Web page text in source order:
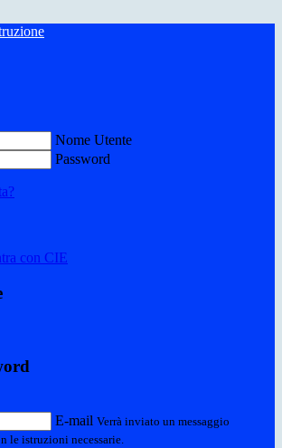
Nome Utente
Password
con CIE
E-mail Verrà inviato un messaggio
le istruzioni necessarie.